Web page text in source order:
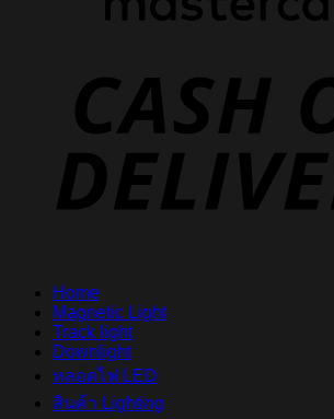
Home
Magnetic Light
Track light
Downlight
หลอดไฟ LED
สินค้า Lighting